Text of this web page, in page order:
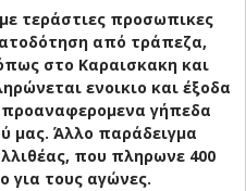
τεράστιες προσωπικες
από τράπεζα,
στο Καραισκακη και
ενοικιο και έξοδα
γήπεδα
μας. Άλλο παράδειγμα
που πληρωνε 400
για τους αγώνες.